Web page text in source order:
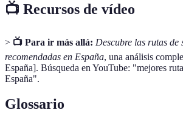
📺 Recursos de vídeo
> 📺 Para ir más allá: Descubre las rutas de
recomendadas en España, una análisis
España]. Búsqueda en YouTube: "mejores
España".
Glossario